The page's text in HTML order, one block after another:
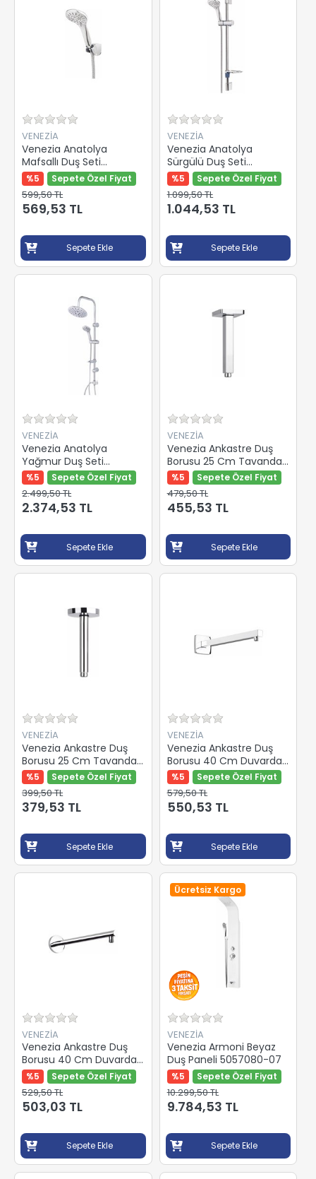
VENEZİA
Venezia Anatolya
Mafsallı Duş Seti
5057445
%5 Sepete Özel Fiyat
599,50 TL
569,53 TL
Sepete Ekle
VENEZİA
Venezia Anatolya
Sürgülü Duş Seti
5057345
%5 Sepete Özel Fiyat
1.099,50 TL
1.044,53 TL
Sepete Ekle
VENEZİA
Venezia Anatolya
Yağmur Duş Seti
5057293
%5 Sepete Özel Fiyat
2.499,50 TL
2.374,53 TL
Sepete Ekle
VENEZİA
Venezia Ankastre Duş
Borusu 25 Cm Tavandan
Kare Paslanmaz
18.05.054
%5 Sepete Özel Fiyat
479,50 TL
455,53 TL
Sepete Ekle
VENEZİA
Venezia Ankastre Duş
Borusu 25 Cm Tavandan
Yuvarlak Paslanmaz
18.05.053
%5 Sepete Özel Fiyat
399,50 TL
379,53 TL
Sepete Ekle
VENEZİA
Venezia Ankastre Duş
Borusu 40 Cm Duvardan
Kare Paslanmaz
18.05.052
%5 Sepete Özel Fiyat
579,50 TL
550,53 TL
Sepete Ekle
VENEZİA
Venezia Ankastre Duş
Borusu 40 Cm Duvardan
Yuvarlak Paslanmaz
18.05.051
%5 Sepete Özel Fiyat
529,50 TL
503,03 TL
Sepete Ekle
Ücretsiz Kargo
VENEZİA
Venezia Armoni Beyaz
Duş Paneli 5057080-07
%5 Sepete Özel Fiyat
10.299,50 TL
9.784,53 TL
Sepete Ekle